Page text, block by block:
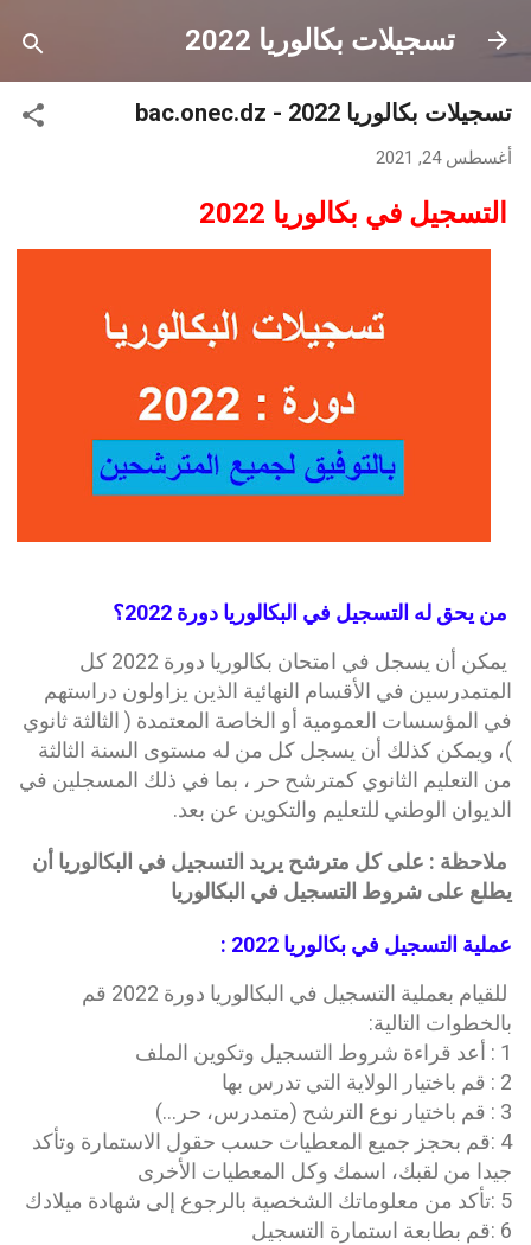
التخطي إلى المحتوى الرئيسي
تسجيلات بكالوريا 2022
تسجيلات بكالوريا 2022 - bac.onec.dz
أغسطس 24, 2021
التسجيل في بكالوريا 2022
من يحق له التسجيل في البكالوريا دورة 2022؟
يمكن أن يسجل في امتحان بكالوريا دورة 2022 كل
المتمدرسين في الأقسام النهائية الذين يزاولون دراستهم
في المؤسسات العمومية أو الخاصة المعتمدة ( الثالثة ثانوي
)، ويمكن كذلك أن يسجل كل من له مستوى السنة الثالثة
من التعليم الثانوي كمترشح حر ، بما في ذلك المسجلين في
الديوان الوطني للتعليم والتكوين عن بعد.
ملاحظة : على كل مترشح يريد التسجيل في البكالوريا أن
يطلع على شروط التسجيل في البكالوريا
عملية التسجيل في بكالوريا 2022 :
للقيام بعملية التسجيل في البكالوريا دورة 2022 قم
بالخطوات التالية:
1 : أعد قراءة شروط التسجيل وتكوين الملف
2 : قم باختيار الولاية التي تدرس بها
3 : قم باختيار نوع الترشح (متمدرس، حر…)
4 :قم بحجز جميع المعطيات حسب حقول الاستمارة وتأكد
جيدا من لقبك، اسمك وكل المعطيات الأخرى
5 :تأكد من معلوماتك الشخصية بالرجوع إلى شهادة ميلادك
6 :قم بطابعة استمارة التسجيل